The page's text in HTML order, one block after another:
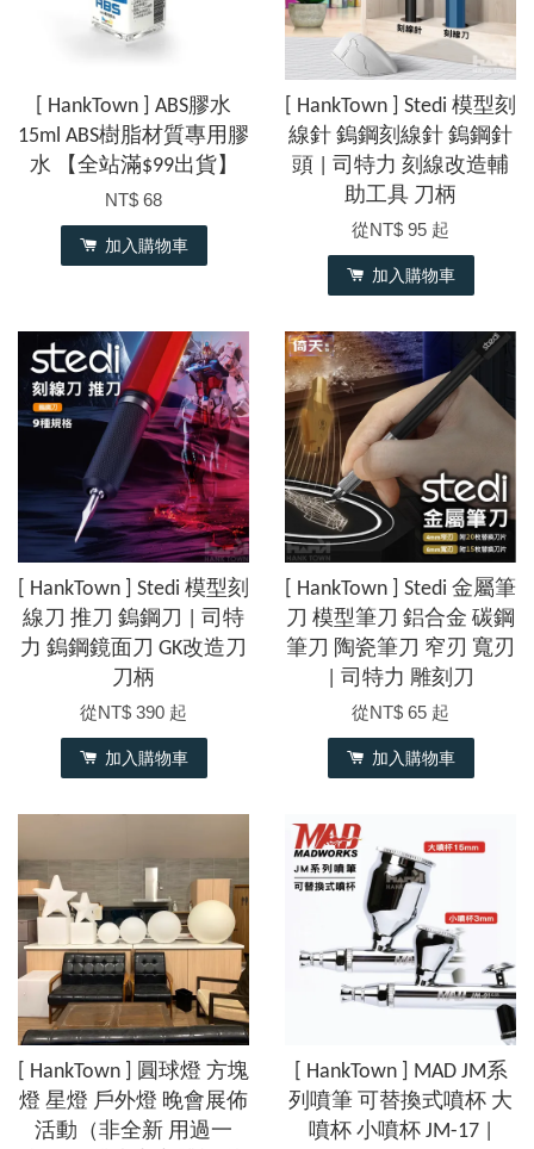
[ HankTown ] ABS膠水
15ml ABS樹脂材質專用膠
水 【全站滿$99出貨】
NT$ 68
加入購物車
[ HankTown ] Stedi 模型刻
線針 鎢鋼刻線針 鎢鋼針
頭 | 司特力 刻線改造輔
助工具 刀柄
從NT$ 95 起
加入購物車
[ HankTown ] Stedi 模型刻
線刀 推刀 鎢鋼刀 | 司特
力 鎢鋼鏡面刀 GK改造刀
刀柄
從NT$ 390 起
加入購物車
[ HankTown ] Stedi 金屬筆
刀 模型筆刀 鋁合金 碳鋼
筆刀 陶瓷筆刀 窄刃 寬刃
| 司特力 雕刻刀
從NT$ 65 起
加入購物車
[ HankTown ] 圓球燈 方塊
燈 星燈 戶外燈 晚會展佈
活動（非全新 用過一
[ HankTown ] MAD JM系
列噴筆 可替換式噴杯 大
噴杯 小噴杯 JM-17 |